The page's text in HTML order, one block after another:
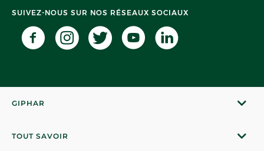
SUIVEZ-NOUS SUR NOS RÉSEAUX SOCIAUX
GIPHAR
TOUT SAVOIR